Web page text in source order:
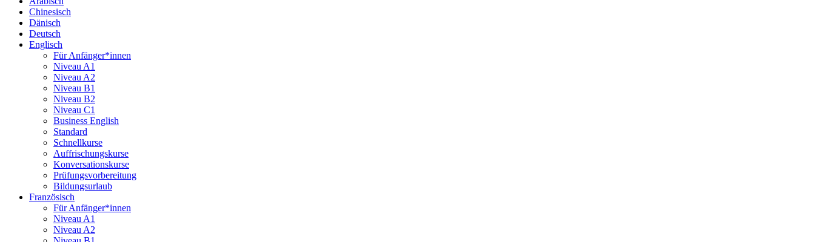
Chinesisch
Dänisch
Deutsch
Englisch
Für Anfänger*innen
Niveau A1
Niveau A2
Niveau B1
Niveau B2
Niveau C1
Business English
Standard
Schnellkurse
Auffrischungskurse
Konversationskurse
Prüfungsvorbereitung
Bildungsurlaub
Französisch
Für Anfänger*innen
Niveau A1
Niveau A2